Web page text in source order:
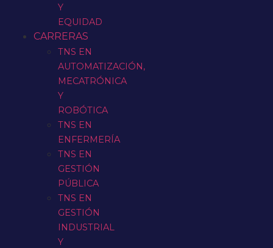
Y
EQUIDAD
CARRERAS
TNS EN
AUTOMATIZACIÓN,
MECATRÓNICA
Y
ROBÓTICA
TNS EN
ENFERMERÍA
TNS EN
GESTIÓN
PÚBLICA
TNS EN
GESTIÓN
INDUSTRIAL
Y